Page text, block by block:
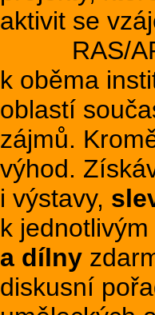
aktivit se
RAS/ART
k oběma
oblastí
zájmů.
výhod.
i výstavy,
k
a dílny
diskusní